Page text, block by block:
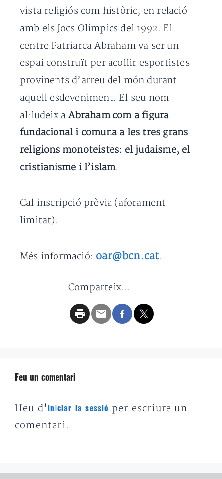
vista religiós com històric, en relació
amb els Jocs Olímpics del 1992. El
centre Patriarca Abraham va ser un
espai construït per acollir esportistes
provinents d’arreu del món durant
aquell esdeveniment. El seu nom
al·ludeix aAbraham com a figura
fundacional i comuna a les tres grans
religions monoteistes: el judaisme, el
cristianisme i l’islam.
Cal inscripció prèvia (aforament
limitat).
Més informació: oar@bcn.cat.
Comparteix...
Feu un comentari
Heu d'iniciar la sessió
per escriure un
comentari.